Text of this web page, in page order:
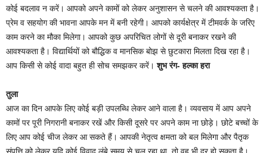
कोई बदलाव न करें। आपको अपने कामों को लेकर अनुशासन से चलने की आवश्यकता है।
प्रेम व सहयोग की भावना आपके मन में बनी रहेगी। आपको कार्यक्षेत्र में टीमवर्क के जरिए
काम करने का मौका मिलेगा। आपको कुछ अपरिचित लोगों से दूरी बनाकर रखने की
आवश्यकता है। विद्यार्थियों को बौद्धिक व मानसिक बोझ से छुटकारा मिलता दिख रहा है।
आप किसी से कोई वादा बहुत ही सोच समझकर करें। शुभ रंग- हल्का हरा
तुला
आज का दिन आपके लिए कोई बड़ी उपलब्धि लेकर आने वाला है। व्यवसाय में आप अपने
कामों पर पूरी निगरानी बनाकर रखें और किसी दूसरे पर अपने काम ना छोड़े। छोटे बच्चों के
लिए आप कोई चीज लेकर आ सकते हैं। आपकी नेतृत्व क्षमता को बल मिलेगा और पैतृक